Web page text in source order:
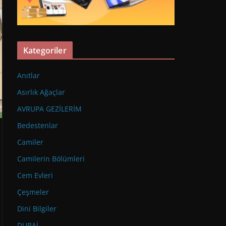
Kategoriler
Anıtlar
Asırlık Ağaçlar
AVRUPA GEZİLERİM
Bedestenlar
Camiler
Camilerin Bölümleri
Cem Evleri
Çeşmeler
Dini Bilgiler